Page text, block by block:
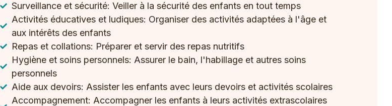
Surveillance et sécurité: Veiller à la sécurité des enfants en tout temps
Activités éducatives et ludiques: Organiser des activités adaptées à l'âge et
aux intérêts des enfants
Repas et collations: Préparer et servir des repas nutritifs
Hygiène et soins personnels: Assurer le bain, l'habillage et autres soins
personnels
Aide aux devoirs: Assister les enfants avec leurs devoirs et activités scolaires
Accompagnement: Accompagner les enfants à leurs activités extrascolaires